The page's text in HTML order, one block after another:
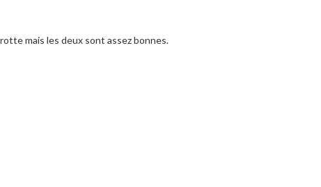
mais les deux sont assez bonnes.